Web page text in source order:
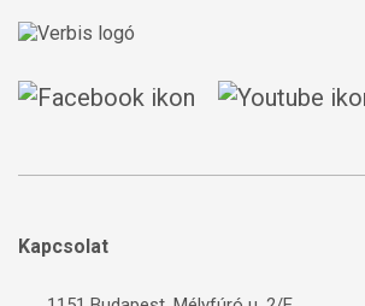
Kapcsolat